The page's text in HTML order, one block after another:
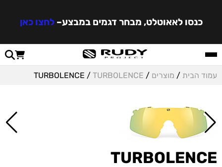
כנסו לאאוטלט, מבחר דגמים במבצע–לחצו כאן
עמוד הבית / מוצרים /
TURBOLENCE
/ TURBOLENCE
TURBOLENCE